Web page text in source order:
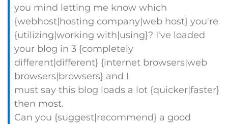
you mind letting me know which
{webhost|hosting company|web host} you're
{utilizing|working with|using}? I've loaded
your blog in 3 {completely
different|different} {internet browsers|web
browsers|browsers} and I
must say this blog loads a lot {quicker|faster}
then most.
Can you {suggest|recommend} a good